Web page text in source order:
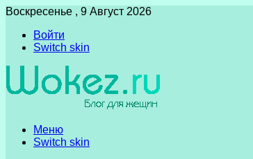
Воскресенье , 9 Август 2026
Войти
Switch skin
Меню
Switch skin